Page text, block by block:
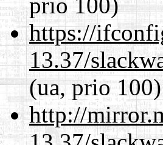
https://
13.37/
(ua, prio 100)
http://